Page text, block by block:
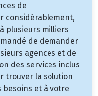
de
considérablement,
plusieurs milliers
de demander
agences et de
des services inclus
trouver la solution
besoins et à votre